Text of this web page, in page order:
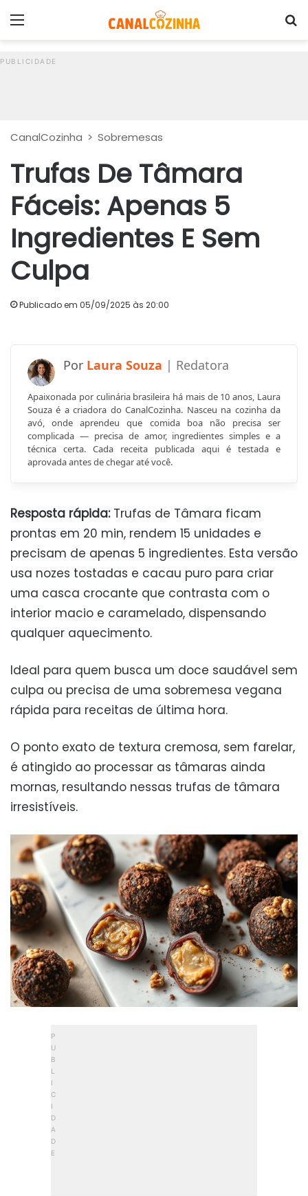
CanalCozinha > Sobremesas
Trufas De Tâmara
Fáceis: Apenas 5
Ingredientes E Sem
Culpa
Publicado em 05/09/2025 às 20:00
Laura Souza
Apaixonada por culinária brasileira há mais de 10 anos, Laura
Souza é a criadora do CanalCozinha. Nasceu na cozinha da
avó, onde aprendeu que comida boa não precisa ser
complicada — precisa de amor, ingredientes simples e a
técnica certa. Cada receita publicada aqui é testada e
aprovada antes de chegar até você.
Resposta rápida:Trufas de Tâmara ficam
prontas em 20 min, rendem 15 unidades e
precisam de apenas 5 ingredientes. Esta versão
usa nozes tostadas e cacau puro para criar
uma casca crocante que contrasta com o
interior macio e caramelado, dispensando
qualquer aquecimento.
Ideal para quem busca um doce saudável sem
culpa ou precisa de uma sobremesa vegana
rápida para receitas de última hora.
O ponto exato de textura cremosa, sem farelar,
é atingido ao processar as tâmaras ainda
mornas, resultando nessas trufas de tâmara
irresistíveis.